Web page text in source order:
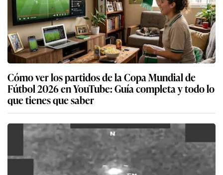
Cómo ver los partidos de la Copa Mundial de
Fútbol 2026 en YouTube: Guía completa y todo lo
que tienes que saber